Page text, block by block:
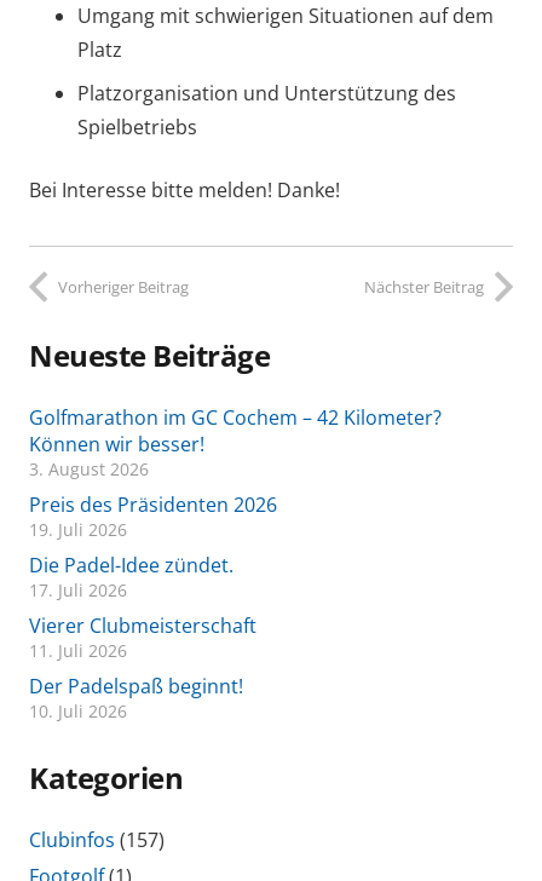
Umgang mit schwierigen Situationen auf dem
Platz
Platzorganisation und Unterstützung des
Spielbetriebs
Bei Interesse bitte melden! Danke!
Vorheriger Beitrag Nächster Beitrag
Neueste Beiträge
Golfmarathon im GC Cochem – 42 Kilometer?
Können wir besser!
3. August 2026
Preis des Präsidenten 2026
19. Juli 2026
Die Padel-Idee zündet.
17. Juli 2026
Vierer Clubmeisterschaft
11. Juli 2026
Der Padelspaß beginnt!
10. Juli 2026
Kategorien
Clubinfos (157)
Footgolf(1)